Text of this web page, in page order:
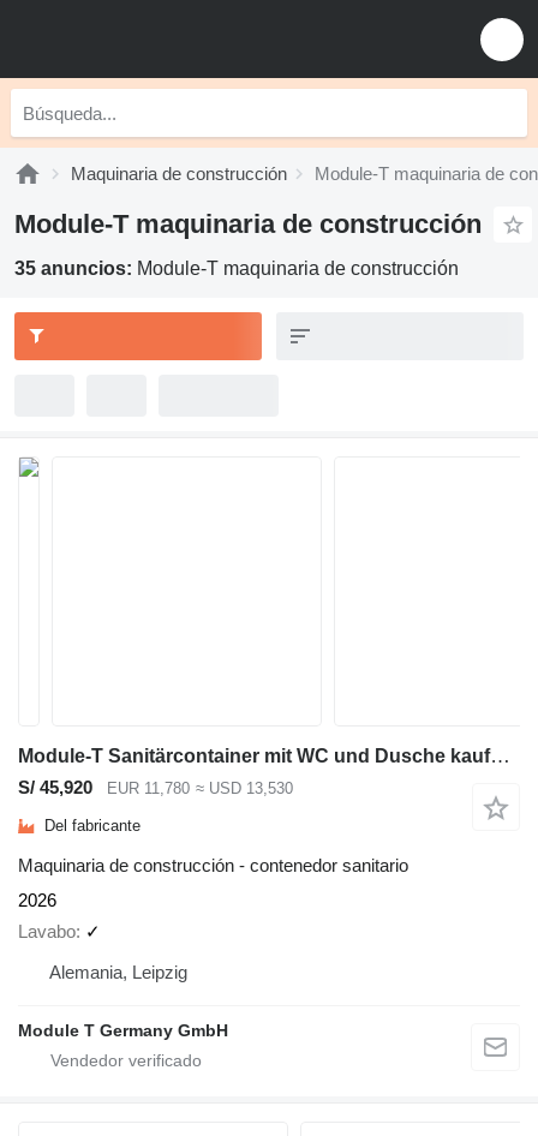
Maquinaria de construcción Module-T maquinaria de
Module-T maquinaria de construcción
35 anuncios: Module-T maquinaria de construcción
Module-T Sanitärcontainer mit WC und Dusche kaufen – 600 × 240 cm | NEU
S/ 45,920 EUR 11,780 ≈ USD 13,530
Del fabricante
Maquinaria de construcción - contenedor sanitario
2026
Lavabo ✓
Alemania, Leipzig
Module T Germany GmbH